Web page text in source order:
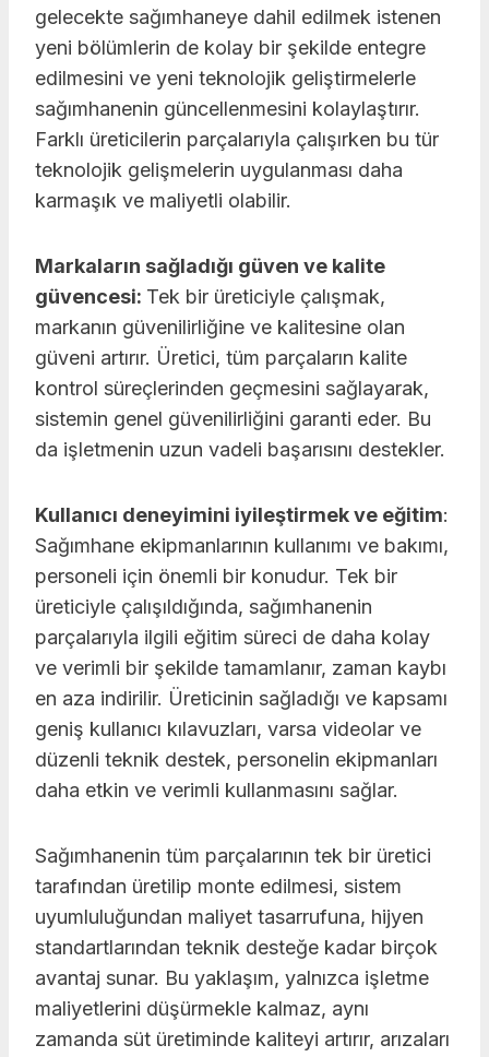
gelecekte sağımhaneye dahil edilmek istenen
yeni bölümlerin de kolay bir şekilde entegre
edilmesini ve yeni teknolojik geliştirmelerle
sağımhanenin güncellenmesini kolaylaştırır.
Farklı üreticilerin parçalarıyla çalışırken bu tür
teknolojik gelişmelerin uygulanması daha
karmaşık ve maliyetli olabilir.
Markaların sağladığı güven ve kalite
güvencesi: Tek bir üreticiyle çalışmak,
markanın güvenilirliğine ve kalitesine olan
güveni artırır. Üretici, tüm parçaların kalite
kontrol süreçlerinden geçmesini sağlayarak,
sistemin genel güvenilirliğini garanti eder. Bu
da işletmenin uzun vadeli başarısını destekler.
Kullanıcı deneyimini iyileştirmek ve eğitim:
Sağımhane ekipmanlarının kullanımı ve bakımı,
personeli için önemli bir konudur. Tek bir
üreticiyle çalışıldığında, sağımhanenin
parçalarıyla ilgili eğitim süreci de daha kolay
ve verimli bir şekilde tamamlanır, zaman kaybı
en aza indirilir. Üreticinin sağladığı ve kapsamı
geniş kullanıcı kılavuzları, varsa videolar ve
düzenli teknik destek, personelin ekipmanları
daha etkin ve verimli kullanmasını sağlar.
Sağımhanenin tüm parçalarının tek bir üretici
tarafından üretilip monte edilmesi, sistem
uyumluluğundan maliyet tasarrufuna, hijyen
standartlarından teknik desteğe kadar birçok
avantaj sunar. Bu yaklaşım, yalnızca işletme
maliyetlerini düşürmekle kalmaz, aynı
zamanda süt üretiminde kaliteyi artırır, arızaları